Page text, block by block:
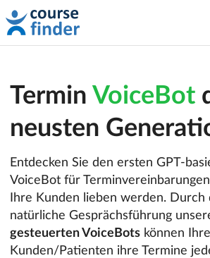
Termin VoiceBot
neusten
Entdecken Sie den ersten GPT-
VoiceBot für
Ihre Kunden lieben werden. Durch
natürliche Gesprächsführung
gesteuerten VoiceBots können Ihre
Kunden/Patienten ihre Termine